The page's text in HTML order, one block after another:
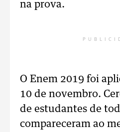
na prova.
O Enem 2019 foi
10 de novembro.
de estudantes de
compareceram ao